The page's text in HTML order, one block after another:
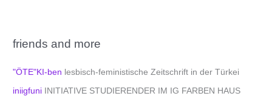
friends and more
"ÖTE"KI-ben lesbisch-feministische Zeitschrift in der Türkei
iniigfuni INITIATIVE STUDIERENDER IM IG FARBEN HAUS